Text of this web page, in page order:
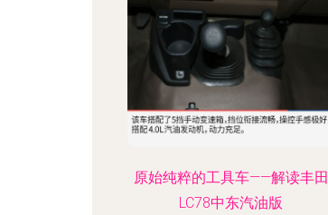
原始纯粹的工具车——解读丰田
LC78中东汽油版